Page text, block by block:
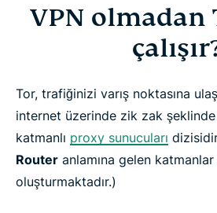
VPN olmadan
Tor, trafiğinizi varış noktasına
internet üzerinde zik zak
katmanlı proxy sunucuları
Router anlamına gelen katmanlar
oluşturmaktadır.)